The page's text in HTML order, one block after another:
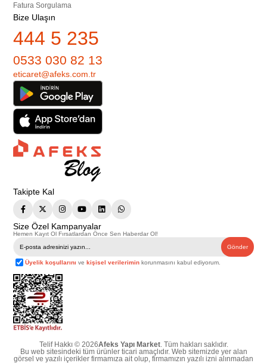
Fatura Sorgulama
Bize Ulaşın
444 5 235
0533 030 82 13
eticaret@afeks.com.tr
Takipte Kal
Size Özel Kampanyalar
Hemen Kayıt Ol Fırsatlardan Önce Sen Haberdar Ol!
Gönder
Üyelik koşullarını vekişisel verilerimin korunmasını kabul ediyorum.
Telif Hakkı © 2026Afeks Yapı Market. Tüm hakları saklıdır.
Bu web sitesindeki tüm ürünler ticari amaçlıdır. Web sitemizde yer alan
görsel ve yazılı içerikler firmamıza ait olup, firmamızın yazılı izni alınmadan